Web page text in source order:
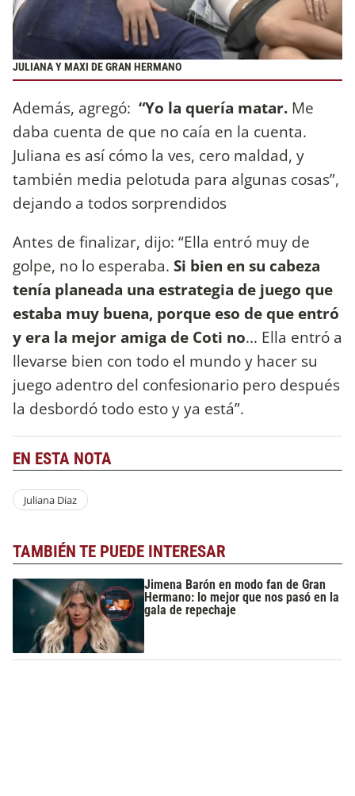
JULIANA Y MAXI DE GRAN HERMANO
Además, agregó: “Yo la quería matar. Me
daba cuenta de que no caía en la cuenta.
Juliana es así cómo la ves, cero maldad, y
también media pelotuda para algunas cosas”,
dejando a todos sorprendidos
Antes de finalizar, dijo: “Ella entró muy de
golpe, no lo esperaba. Si bien en su cabeza
tenía planeada una estrategia de juego que
estaba muy buena, porque eso de que entró
y era la mejor amiga de Coti no... Ella entró a
llevarse bien con todo el mundo y hacer su
juego adentro del confesionario pero después
la desbordó todo esto y ya está”.
EN ESTA NOTA
Juliana Diaz
TAMBIÉN TE PUEDE INTERESAR
Jimena Barón en modo fan de Gran
Hermano: lo mejor que nos pasó en la
gala de repechaje